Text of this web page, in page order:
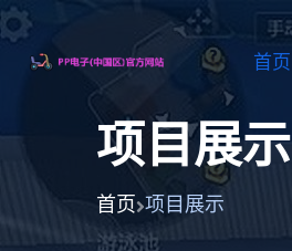
首页
项目展示
首页 项目展示